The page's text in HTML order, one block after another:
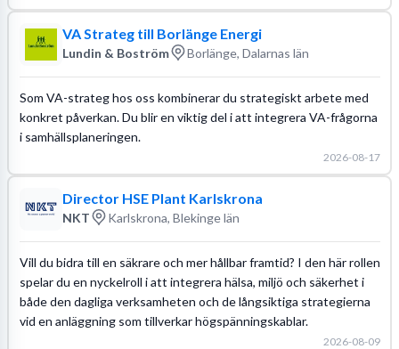
VA Strateg till Borlänge Energi
Lundin & Boström Borlänge, Dalarnas län
Som VA-strateg hos oss kombinerar du strategiskt arbete med
konkret påverkan. Du blir en viktig del i att integrera VA-frågorna
i samhällsplaneringen.
2026-08-17
Director HSE Plant Karlskrona
NKT Karlskrona, Blekinge län
Vill du bidra till en säkrare och mer hållbar framtid? I den här rollen
spelar du en nyckelroll i att integrera hälsa, miljö och säkerhet i
både den dagliga verksamheten och de långsiktiga strategierna
vid en anläggning som tillverkar högspänningskablar.
2026-08-09